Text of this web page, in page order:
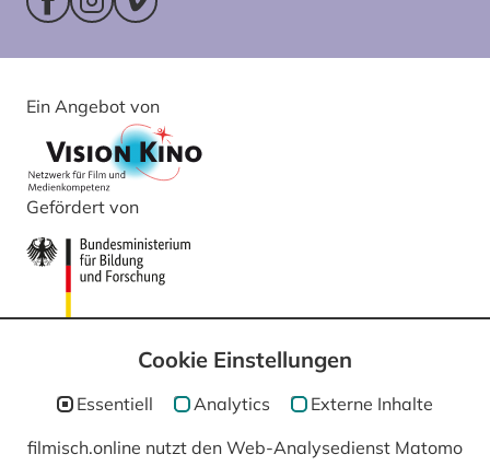
Facebookseite (öffnet im neuen Fenster)
Instagram (öffnet im neuen Fenster)
Vimeo (öffnet im neuen Fenster)
Ein Angebot von
Gefördert von
Cookie Einstellungen
Essentiell Analytics Externe Inhalte
filmisch.online nutzt den Web-Analysedienst Matomo